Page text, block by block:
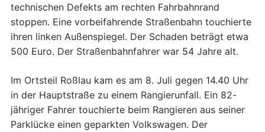
technischen Defekts am rechten Fahrbahnrand
stoppen. Eine vorbeifahrende Straßenbahn touchierte
ihren linken Außenspiegel. Der Schaden beträgt etwa
500 Euro. Der Straßenbahnfahrer war 54 Jahre alt.
Im Ortsteil Roßlau kam es am 8. Juli gegen 14.40 Uhr
in der Hauptstraße zu einem Rangierunfall. Ein 82-
jähriger Fahrer touchierte beim Rangieren aus seiner
Parklücke einen geparkten Volkswagen. Der